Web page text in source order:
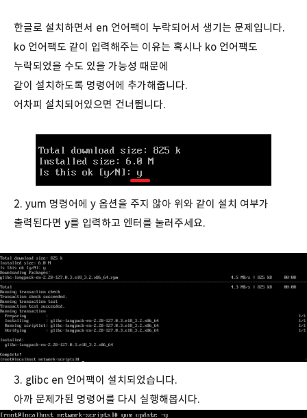
한글로 설치하면서 en 언어팩이 누락되어서 생기는 문제입니다.
ko 언어팩도 같이 입력해주는 이유는 혹시나 ko 언어팩도
누락되었을 수도 있을 가능성 때문에
같이 설치하도록 명령어에 추가해줍니다.
어차피 설치되어있으면 건너뜁니다.
2. yum 명령어에 y 옵션을 주지 않아 위와 같이 설치 여부가
출력된다면 y를 입력하고 엔터를 눌러주세요.
3. glibc en 언어팩이 설치되었습니다.
아까 문제가된 명령어를 다시 실행해봅시다.